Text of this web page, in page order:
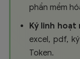
phần mềm
Ký linh hoạt
excel, pdf,
Token.